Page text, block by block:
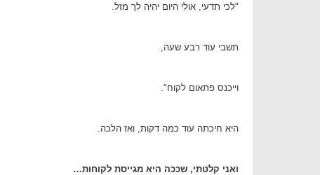
"לכי תדעי, אולי היום יהיה לך מזל.
תשבי עוד רבע שעה,
וייכנס פתאום לקוח".
היא חיכתה עוד כמה דקות, ואז הלכה.
ואני קלטתי, שככה היא מגייסת לקוחות…